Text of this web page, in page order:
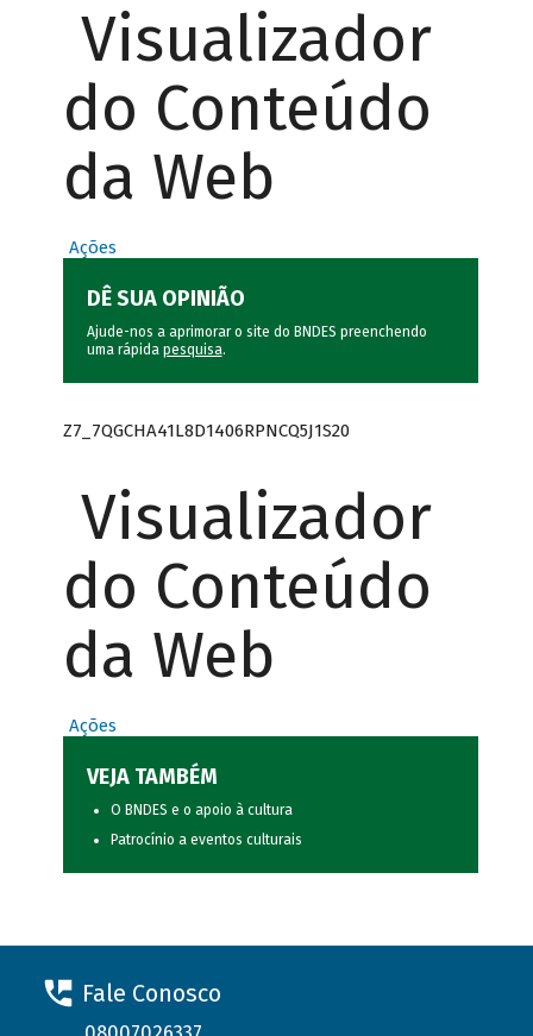
Visualizador
do Conteúdo
da Web
Ações
DÊ SUA OPINIÃO
Ajude-nos a aprimorar o site do BNDES preenchendo
uma rápida pesquisa.
Z7_7QGCHA41L8D1406RPNCQ5J1S20
Visualizador
do Conteúdo
da Web
Ações
VEJA TAMBÉM
O BNDES e o apoio à cultura
Patrocínio a eventos culturais
Fale Conosco